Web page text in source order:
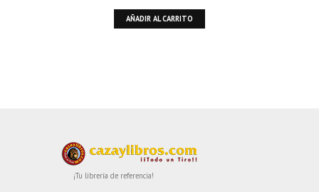
AÑADIR AL CARRITO
¡Tu librería de referencia!